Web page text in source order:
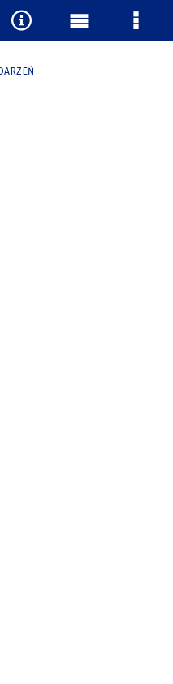
Narzędzia
Menu Menu